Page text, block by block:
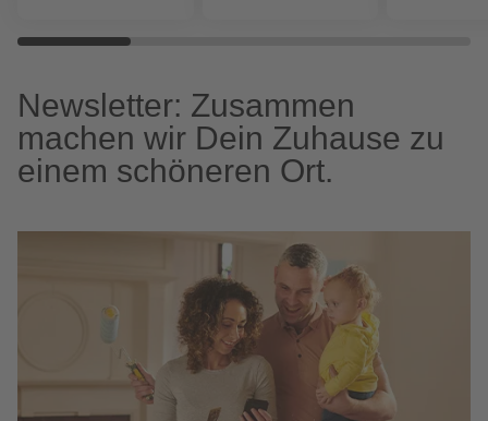
Newsletter: Zusammen
machen wir Dein Zuhause zu
einem schöneren Ort.